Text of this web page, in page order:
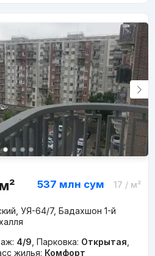
537 млн сум 17 / м²
УЯ-64/7, Бадахшон 1-й
4/9 Парковка: Открытая
жилья: Комфорт